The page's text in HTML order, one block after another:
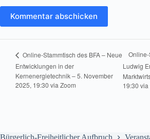
Kommentar abschicken
Online-Stammtisch des BFA – Neue
Entwicklungen in der
Kernenergietechnik – 5. November
2025, 19:30 via Zoom
Ludwig
19:30 via
Bürgerlich-Freiheitlicher Aufbruch